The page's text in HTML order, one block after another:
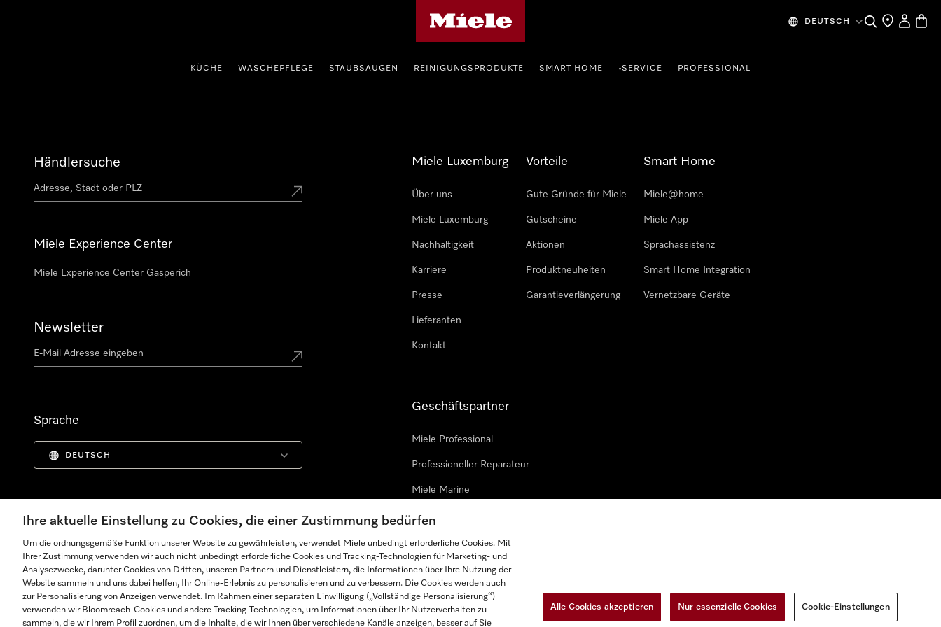
DEUTSCH SucheHändlersuche
KÜCHE WÄSCHEPFLEGE STAUBSAUGEN REINIGUNGSPRODUKTE SMART HOME •SERVICE PROFESSIONAL
Händlersuche
Miele Experience Center
Miele Experience Center Gasperich
Newsletter
Sprache
DEUTSCH
Miele Luxemburg
Über uns
Miele Luxemburg
Nachhaltigkeit
Karriere
Presse
Lieferanten
Kontakt
Vorteile
Gute Gründe für Miele
Gutscheine
Aktionen
Produktneuheiten
Garantieverlängerung
Smart Home
Miele@home
Miele App
Sprachassistenz
Smart Home Integration
Vernetzbare Geräte
Geschäftspartner
Miele Professional
Professioneller Reparateur
Miele Marine
Architekten & Bauträger
Impressum AGB Datenschutz Nutzungsbedingungen Barrièrefreiheetserklärung Gesetzen über digitale Dienste Widerrufsformular Cookie-Einstellungen
Ihre aktuelle Einstellung zu Cookies, die einer Zustimmung bedürfen
Um die ordnungsgemäße Funktion unserer Website zu gewährleisten, verwendet Miele unbedingt erforderliche Cookies. Mit
Ihrer Zustimmung verwenden wir auch nicht unbedingt erforderliche Cookies und Tracking-Technologien für Marketing- und
Analysezwecke, darunter Cookies von Dritten, unseren Partnern und Dienstleistern, die Informationen über Ihre Nutzung der
Website sammeln und uns dabei helfen, Ihr Online-Erlebnis zu personalisieren und zu verbessern. Die Cookies werden auch
zur Personalisierung von Anzeigen verwendet. Im Rahmen einer separaten Einwilligung („Vollständige Personalisierung“)
verwenden wir Bloomreach-Cookies und andere Tracking-Technologien, um Informationen über Ihr Nutzerverhalten zu
sammeln, die wir Ihrem Profil zuordnen, um die Inhalte, die wir Ihnen über verschiedene Kanäle anzeigen, besser auf Sie
Alle Cookies akzeptieren Nur essenzielle Cookies Cookie-Einstellungen